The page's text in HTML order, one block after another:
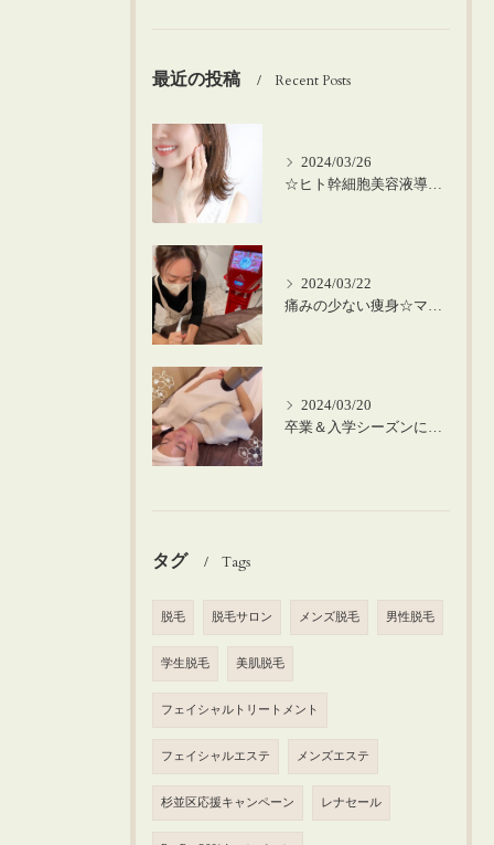
最近の投稿 Recent Posts
2024/03/26
☆ヒト幹細胞美容液導入の美肌顔脱毛☆
2024/03/22
痛みの少ない痩身☆マシーンを使った筋膜リリース！
2024/03/20
卒業＆入学シーズンにお肌のメンテナンスを♪
タグ Tags
脱毛 脱毛サロン メンズ脱毛 男性脱毛
学生脱毛 美肌脱毛
フェイシャルトリートメント
フェイシャルエステ メンズエステ
杉並区応援キャンペーン レナセール